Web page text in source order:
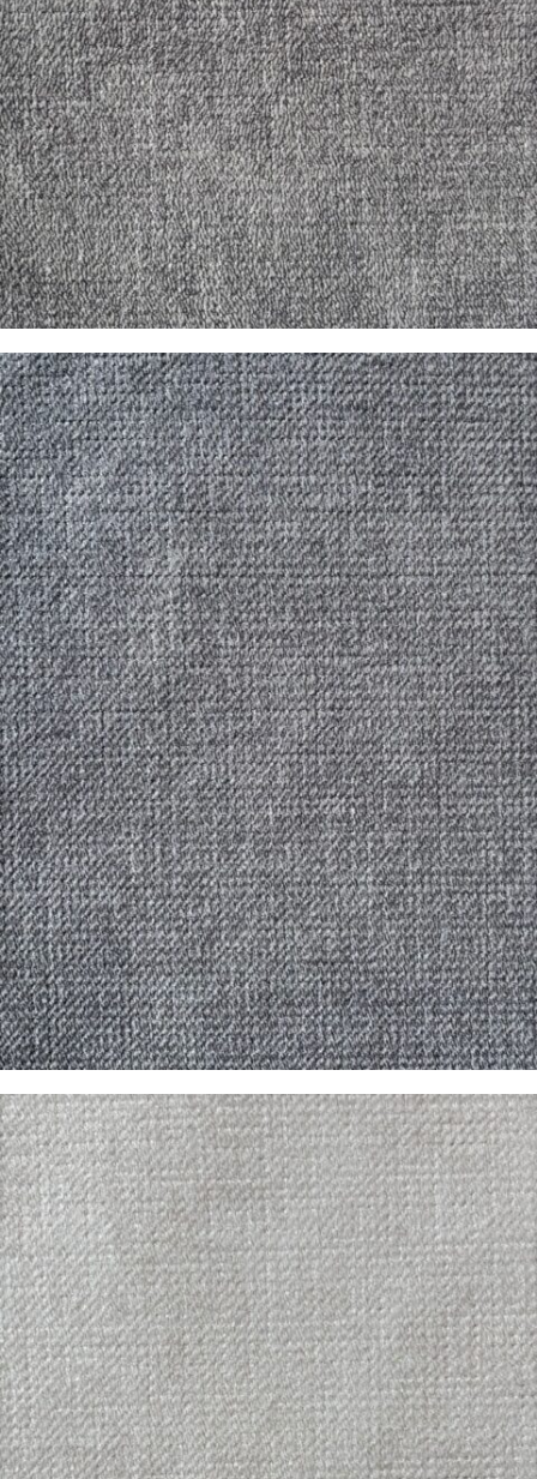
Pandora Gris
Pandora Indigo